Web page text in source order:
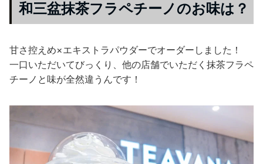
和三盆抹茶フラペチーノのお味は？
甘さ控えめ×エキストラパウダーでオーダーしました！
一口いただいてびっくり、他の店舗でいただく抹茶フラペ
チーノと味が全然違うんです！